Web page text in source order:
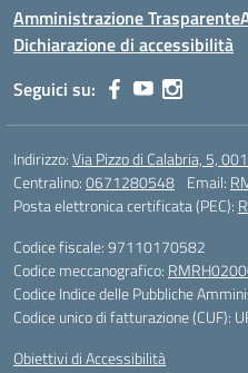
Amministrazione Trasparente
Dichiarazione di accessibilità
Seguici su:
Indirizzo:Via Pizzo di Calabria, 5,
Centralino:0671280548 Email:
Posta elettronica certificata (PEC):
Codice fiscale: 97110170582
Codice meccanografico:
Codice Indice delle Pubbliche
Codice unico di fatturazione (CUF):
Obiettivi di Accessibilità